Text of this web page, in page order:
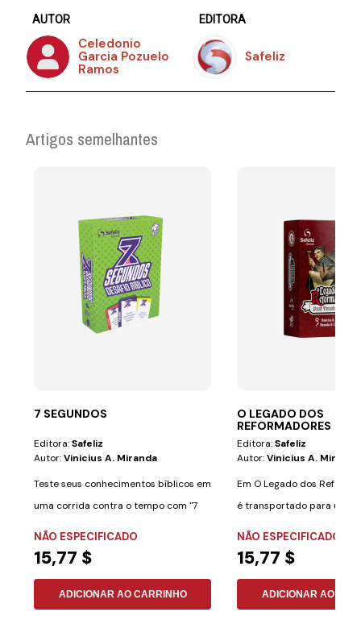
AUTOR
Celedonio
Garcia Pozuelo
Ramos
EDITORA
Safeliz
Artigos semelhantes
7 SEGUNDOS
Editora:Safeliz
Autor:Vinicius A. Miranda
Teste seus conhecimentos bíblicos em
uma corrida contra o tempo com "7
NÃO ESPECIFICADO
15,77 $
ADICIONAR AO CARRINHO
O LEGADO DOS
REFORMADORES
Editora:Safeliz
Autor:Vinicius A. Miranda
Em O Legado dos
é transportado para um
NÃO ESPECIFICADO
15,77 $
ADICIONAR AO